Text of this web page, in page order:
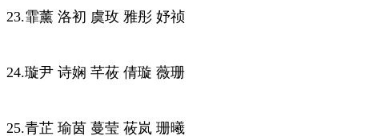
23.霏薰 洛初 虞玫 雅彤 妤祯
24.璇尹 诗娴 芊莜 倩璇 薇珊
25.青芷 瑜茵 蔓莹 莜岚 珊曦